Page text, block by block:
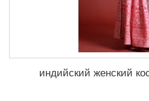
индийский женский